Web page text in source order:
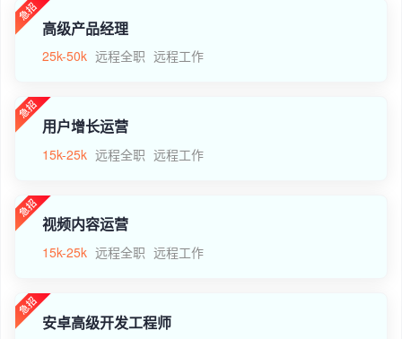
高级产品经理
25k-50k 远程全职 远程工作
用户增长运营
15k-25k 远程全职 远程工作
视频内容运营
15k-25k 远程全职 远程工作
安卓高级开发工程师